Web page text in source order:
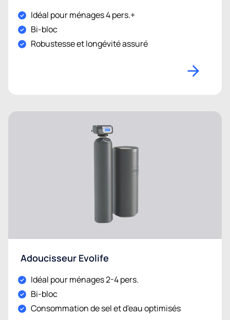
Idéal pour ménages 4 pers.+
Bi-bloc
Robustesse et longévité assuré
Adoucisseur Evolife
Idéal pour ménages 2-4 pers.
Bi-bloc
Consommation de sel et d'eau optimisés